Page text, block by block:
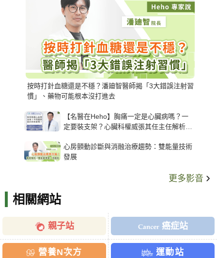
按時打針血糖還是不穩？潘廸智醫師揭「3大錯誤注射習
慣」、藥物可能根本沒打進去
【名醫在Heho】胸痛一定是心臟病嗎？一
定要裝支架？心臟科權威張其任主任解析支
心房顫動診斷與消融治療趨勢：雙能量技術
發展
更多影音
相關網站
親子站 癌症站
營養N次方 運動站